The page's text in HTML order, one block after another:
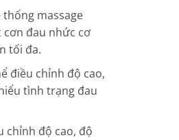
thống massage
cơn đau nhức cơ
tối đa.
điều chỉnh độ cao,
tình trạng đau
chỉnh độ cao, độ